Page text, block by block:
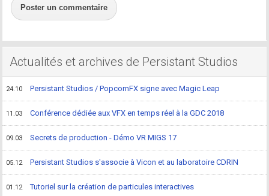
Poster un commentaire
Actualités et archives de Persistant Studios
24.10 Persistant Studios / PopcornFX signe avec Magic Leap
11.03 Conférence dédiée aux VFX en temps réel à la GDC 2018
09.03 Secrets de production - Démo VR MIGS 17
05.12 Persistant Studios s'associe à Vicon et au laboratoire CDRIN
01.12 Tutoriel sur la création de particules interactives